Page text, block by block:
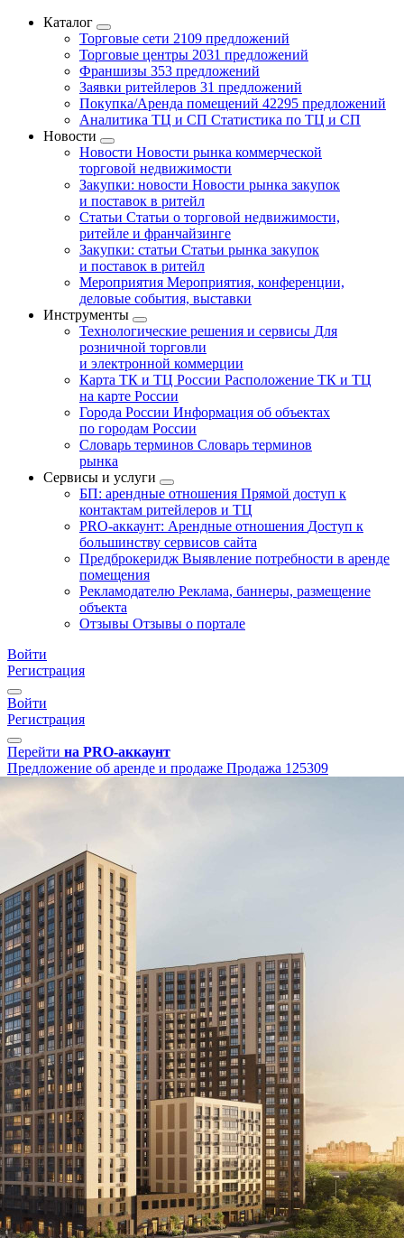
Каталог
Торговые сети 2109 предложений
Торговые центры 2031 предложений
Франшизы 353 предложений
Заявки ритейлеров 31 предложений
Покупка/Аренда помещений 42295 предложений
Аналитика ТЦ и СП Статистика по ТЦ и СП
Новости
Новости Новости рынка коммерческой
торговой недвижимости
Закупки: новости Новости рынка закупок
и поставок в ритейл
Статьи Статьи о торговой недвижимости,
ритейле и франчайзинге
Закупки: статьи Статьи рынка закупок
и поставок в ритейл
Мероприятия Мероприятия, конференции,
деловые события, выставки
Инструменты
Технологические решения и сервисы Для
розничной торговли
и электронной коммерции
Карта ТК и ТЦ России Расположение ТК и ТЦ
на карте России
Города России Информация об объектах
по городам России
Словарь терминов Словарь терминов
рынка
Сервисы и услуги
БП: арендные отношения Прямой доступ к
контактам ритейлеров и ТЦ
PRO-аккаунт: Арендные отношения Доступ к
большинству сервисов сайта
Предброкеридж Выявление потребности в аренде
помещения
Рекламодателю Реклама, баннеры, размещение
объекта
Отзывы Отзывы о портале
Войти
Регистрация
Войти
Регистрация
Перейти на PRO-аккаунт
Предложение об аренде и продаже Продажа 125309